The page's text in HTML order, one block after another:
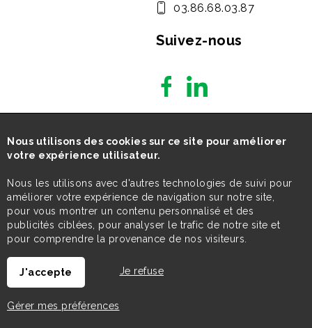
03.86.68.03.87
Suivez-nous
Nous utilisons des cookies sur ce site pour améliorer
votre expérience utilisateur.
Nous les utilisons avec d'autres technologies de suivi pour
améliorer votre expérience de navigation sur notre site,
pour vous montrer un contenu personnalisé et des
publicités ciblées, pour analyser le trafic de notre site et
pour comprendre la provenance de nos visiteurs.
J'accepte Je refuse
Gérer mes préférences